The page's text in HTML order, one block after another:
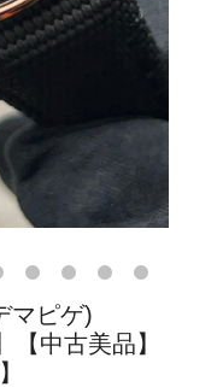
マピゲ)
【中古美品】